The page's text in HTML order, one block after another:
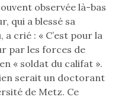
observée là-bas
qui a blessé sa
crié : « C’est pour la
par les forces de
« soldat du califat ».
serait un doctorant
de Metz. Ce